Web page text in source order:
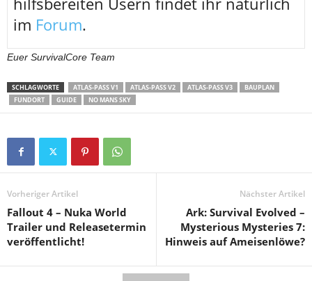
im Forum.
Euer SurvivalCore Team
SCHLAGWORTE ATLAS-PASS V1 ATLAS-PASS V2 ATLAS-PASS V3
BAUPLAN
FUNDORT
GUIDE NO MANS SKY
Vorheriger Artikel
Fallout 4 – Nuka World
Trailer und Releasetermin
veröffentlicht!
Nächster Artikel
Ark: Survival Evolved –
Mysterious Mysteries 7:
Hinweis auf Ameisenlöwe?